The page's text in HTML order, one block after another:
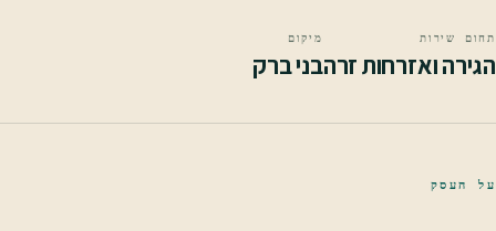
תחום שירות
הגירה ואזרחות זרה
מיקום
בני ברק
על העסק